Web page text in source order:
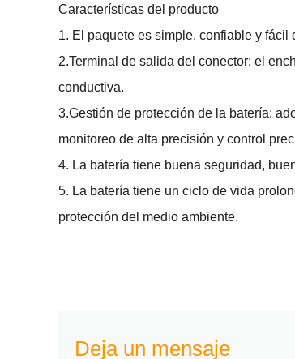
Características del producto
1. El paquete es simple, confiable y fácil
2.Terminal de salida del conector: el
conductiva.
3.Gestión de protección de la batería:
monitoreo de alta precisión y control
4. La batería tiene buena seguridad,
5. La batería tiene un ciclo de vida
protección del medio ambiente.
Deja un mensaje